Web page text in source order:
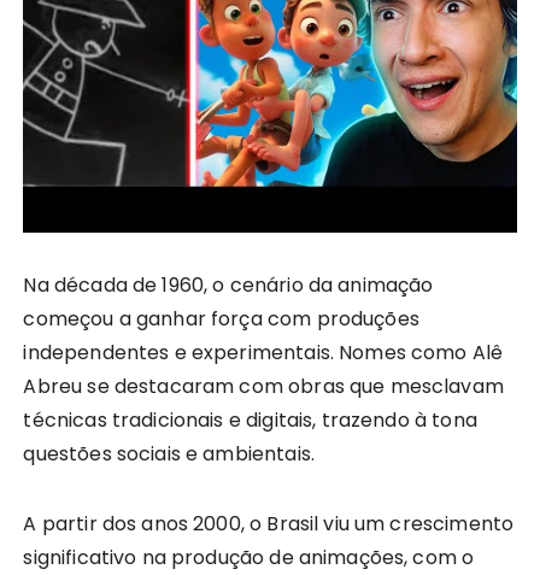
Na década de 1960, o cenário da animação
começou a ganhar força com produções
independentes e experimentais. Nomes como Alê
Abreu se destacaram com obras que mesclavam
técnicas tradicionais e digitais, trazendo à tona
questões sociais e ambientais.
A partir dos anos 2000, o Brasil viu um crescimento
significativo na produção de animações, com o